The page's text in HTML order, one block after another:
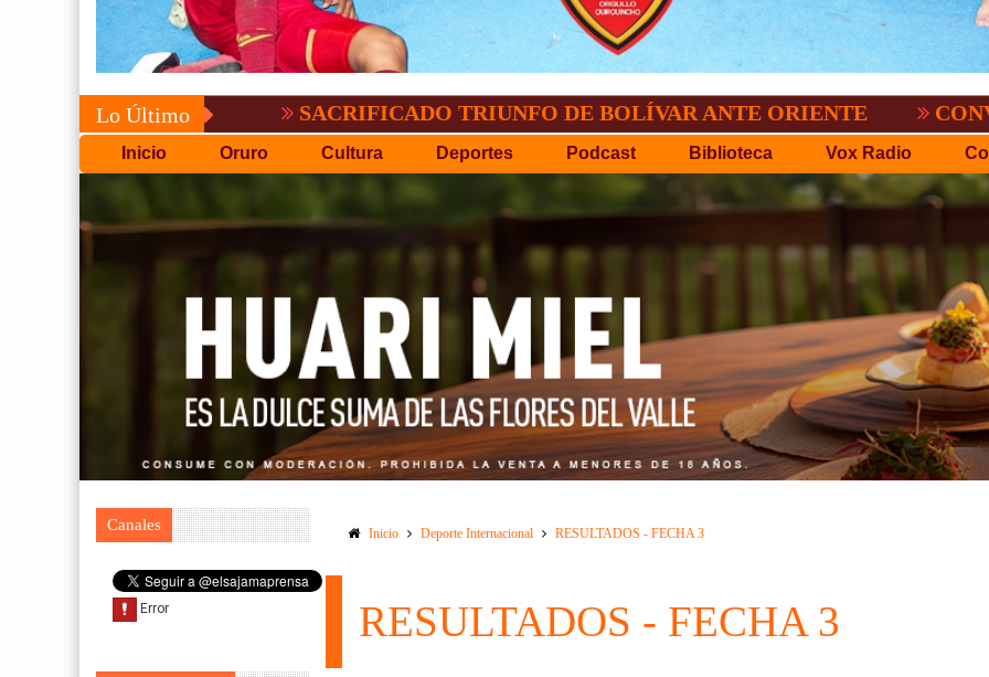
Lo ÚltimoSACRIFICADO TRIUNFO DE BOLÍVAR ANTE ORIENTE
Inicio Oruro Cultura Deportes Podcast Biblioteca Vox Radio
Canales Inicio Deporte Internacional RESULTADOS - FECHA 3
RESULTADOS - FECHA 3